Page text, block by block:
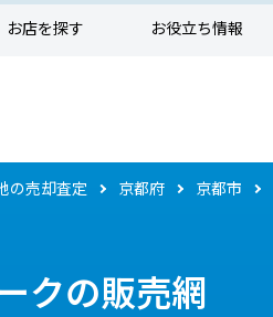
お店を探す お役立ち情報
の売却査定 京都府 京都市
クの販売網